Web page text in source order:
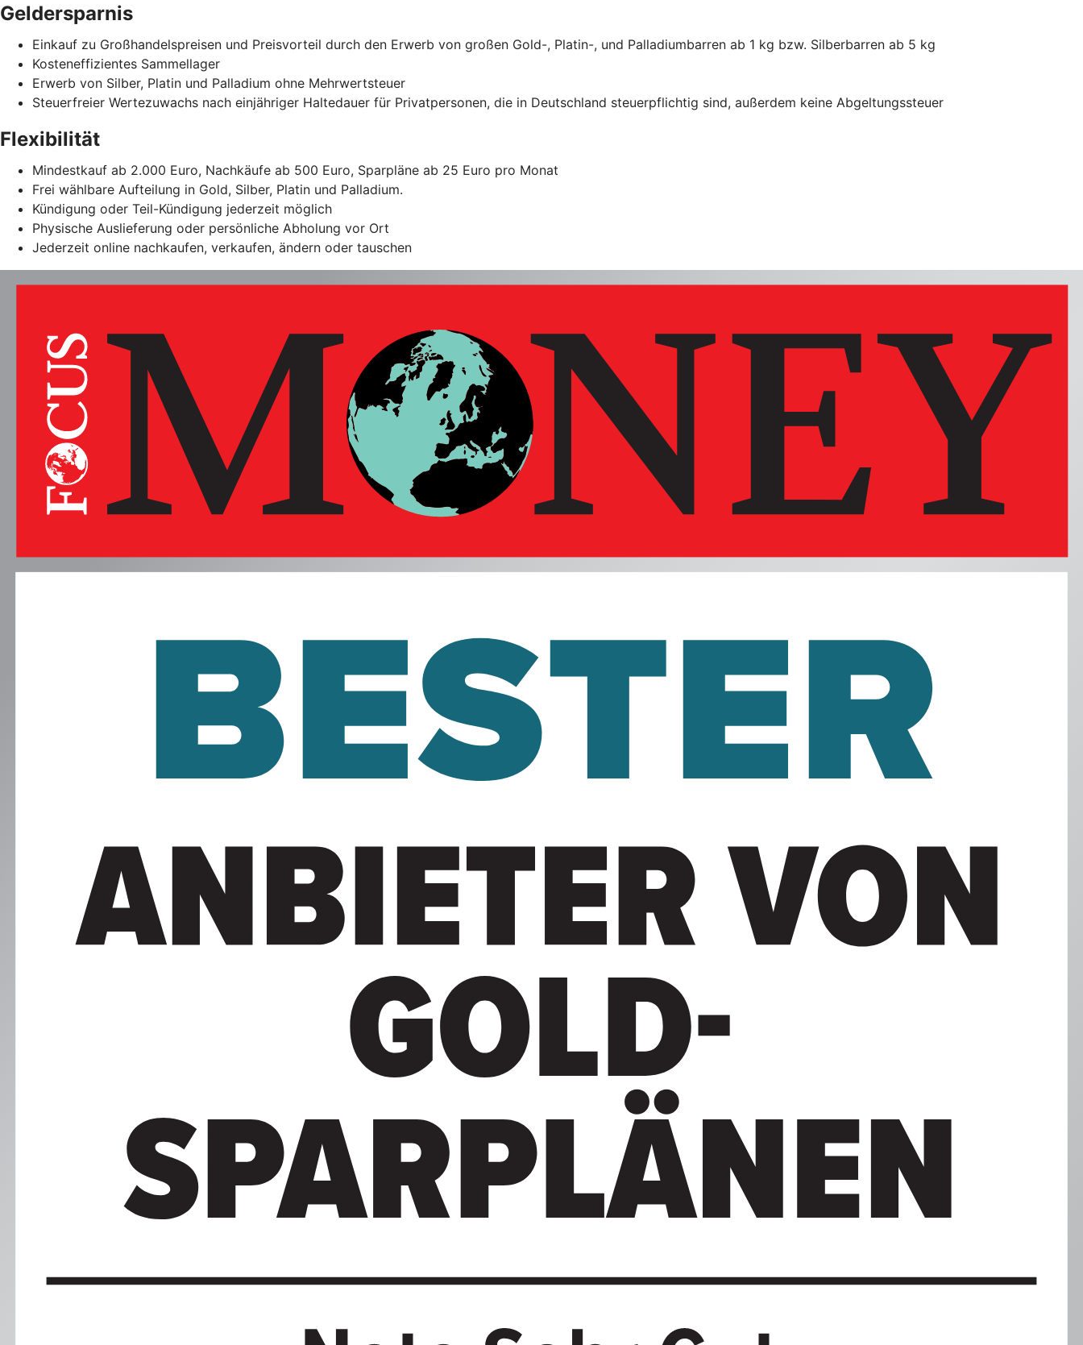
Geldersparnis
Einkauf zu Großhandelspreisen und Preisvorteil durch den Erwerb von großen Gold-, Platin-, und Palladiumbarren ab 1 kg bzw. Silberbarren ab 5 kg
Kosteneffizientes Sammellager
Erwerb von Silber, Platin und Palladium ohne Mehrwertsteuer
Steuerfreier Wertezuwachs nach einjähriger Haltedauer für Privatpersonen, die in Deutschland steuerpflichtig sind, außerdem keine Abgeltungssteuer
Flexibilität
Mindestkauf ab 2.000 Euro, Nachkäufe ab 500 Euro, Sparpläne ab 25 Euro pro Monat
Frei wählbare Aufteilung in Gold, Silber, Platin und Palladium.
Kündigung oder Teil-Kündigung jederzeit möglich
Physische Auslieferung oder persönliche Abholung vor Ort
Jederzeit online nachkaufen, verkaufen, ändern oder tauschen